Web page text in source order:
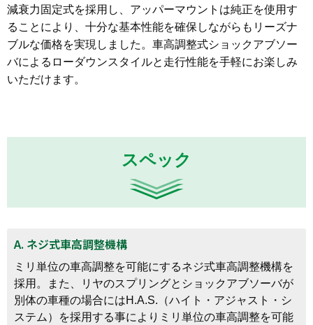
減衰力固定式を採用し、アッパーマウントは純正を使用す
ることにより、十分な基本性能を確保しながらもリーズナ
ブルな価格を実現しました。車高調整式ショックアブソー
バによるローダウンスタイルと走行性能を手軽にお楽しみ
いただけます。
スペック
A. ネジ式車高調整機構
ミリ単位の車高調整を可能にするネジ式車高調整機構を
採用。また、リヤのスプリングとショックアブソーバが
別体の車種の場合にはH.A.S.（ハイト・アジャスト・シ
ステム）を採用する事によりミリ単位の車高調整を可能